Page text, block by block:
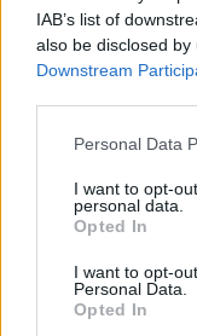
IAB’s list of
also be disclosed
Downstream
Personal Data
I want to opt-
personal data.
Opted In
I want to opt-
Personal Data.
Opted In
By
Motorola:
By